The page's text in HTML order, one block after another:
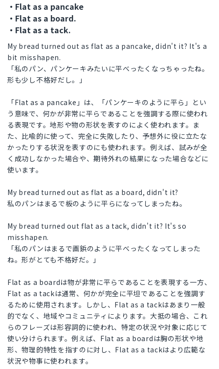
・Flat as a pancake
・Flat as a board.
・Flat as a tack.
My bread turned out as flat as a pancake, didn't it? It's a
bit misshapen.
「私のパン、パンケーキみたいに平べったくなっちゃったね。
形も少し不格好だし。」
「Flat as a pancake」は、「パンケーキのように平ら」とい
う意味で、何かが非常に平らであることを強調する際に使われ
る表現です。地形や物の形状を表すのによく使われます。ま
た、比喩的に使って、完全に失敗したり、予想外に役に立たな
かったりする状況を表すのにも使われます。例えば、試みが全
く成功しなかった場合や、期待外れの結果になった場合などに
使います。
My bread turned out as flat as a board, didn't it?
私のパンはまるで板のように平らになってしまったね。
My bread turned out flat as a tack, didn't it? It's so
misshapen.
「私のパンはまるで画鋲のように平べったくなってしまった
ね。形がとても不格好だ。」
Flat as a boardは物が非常に平らであることを表現する一方、
Flat as a tackは通常、何かが完全に平坦であることを強調す
るために使用されます。しかし、Flat as a tackはあまり一般
的でなく、地域やコミュニティによります。大抵の場合、これ
らのフレーズは形容詞的に使われ、特定の状況や対象に応じて
使い分けられます。例えば、Flat as a boardは胸の形状や地
形、物理的特性を指すのに対し、Flat as a tackはより広範な
状況や物事に使われます。